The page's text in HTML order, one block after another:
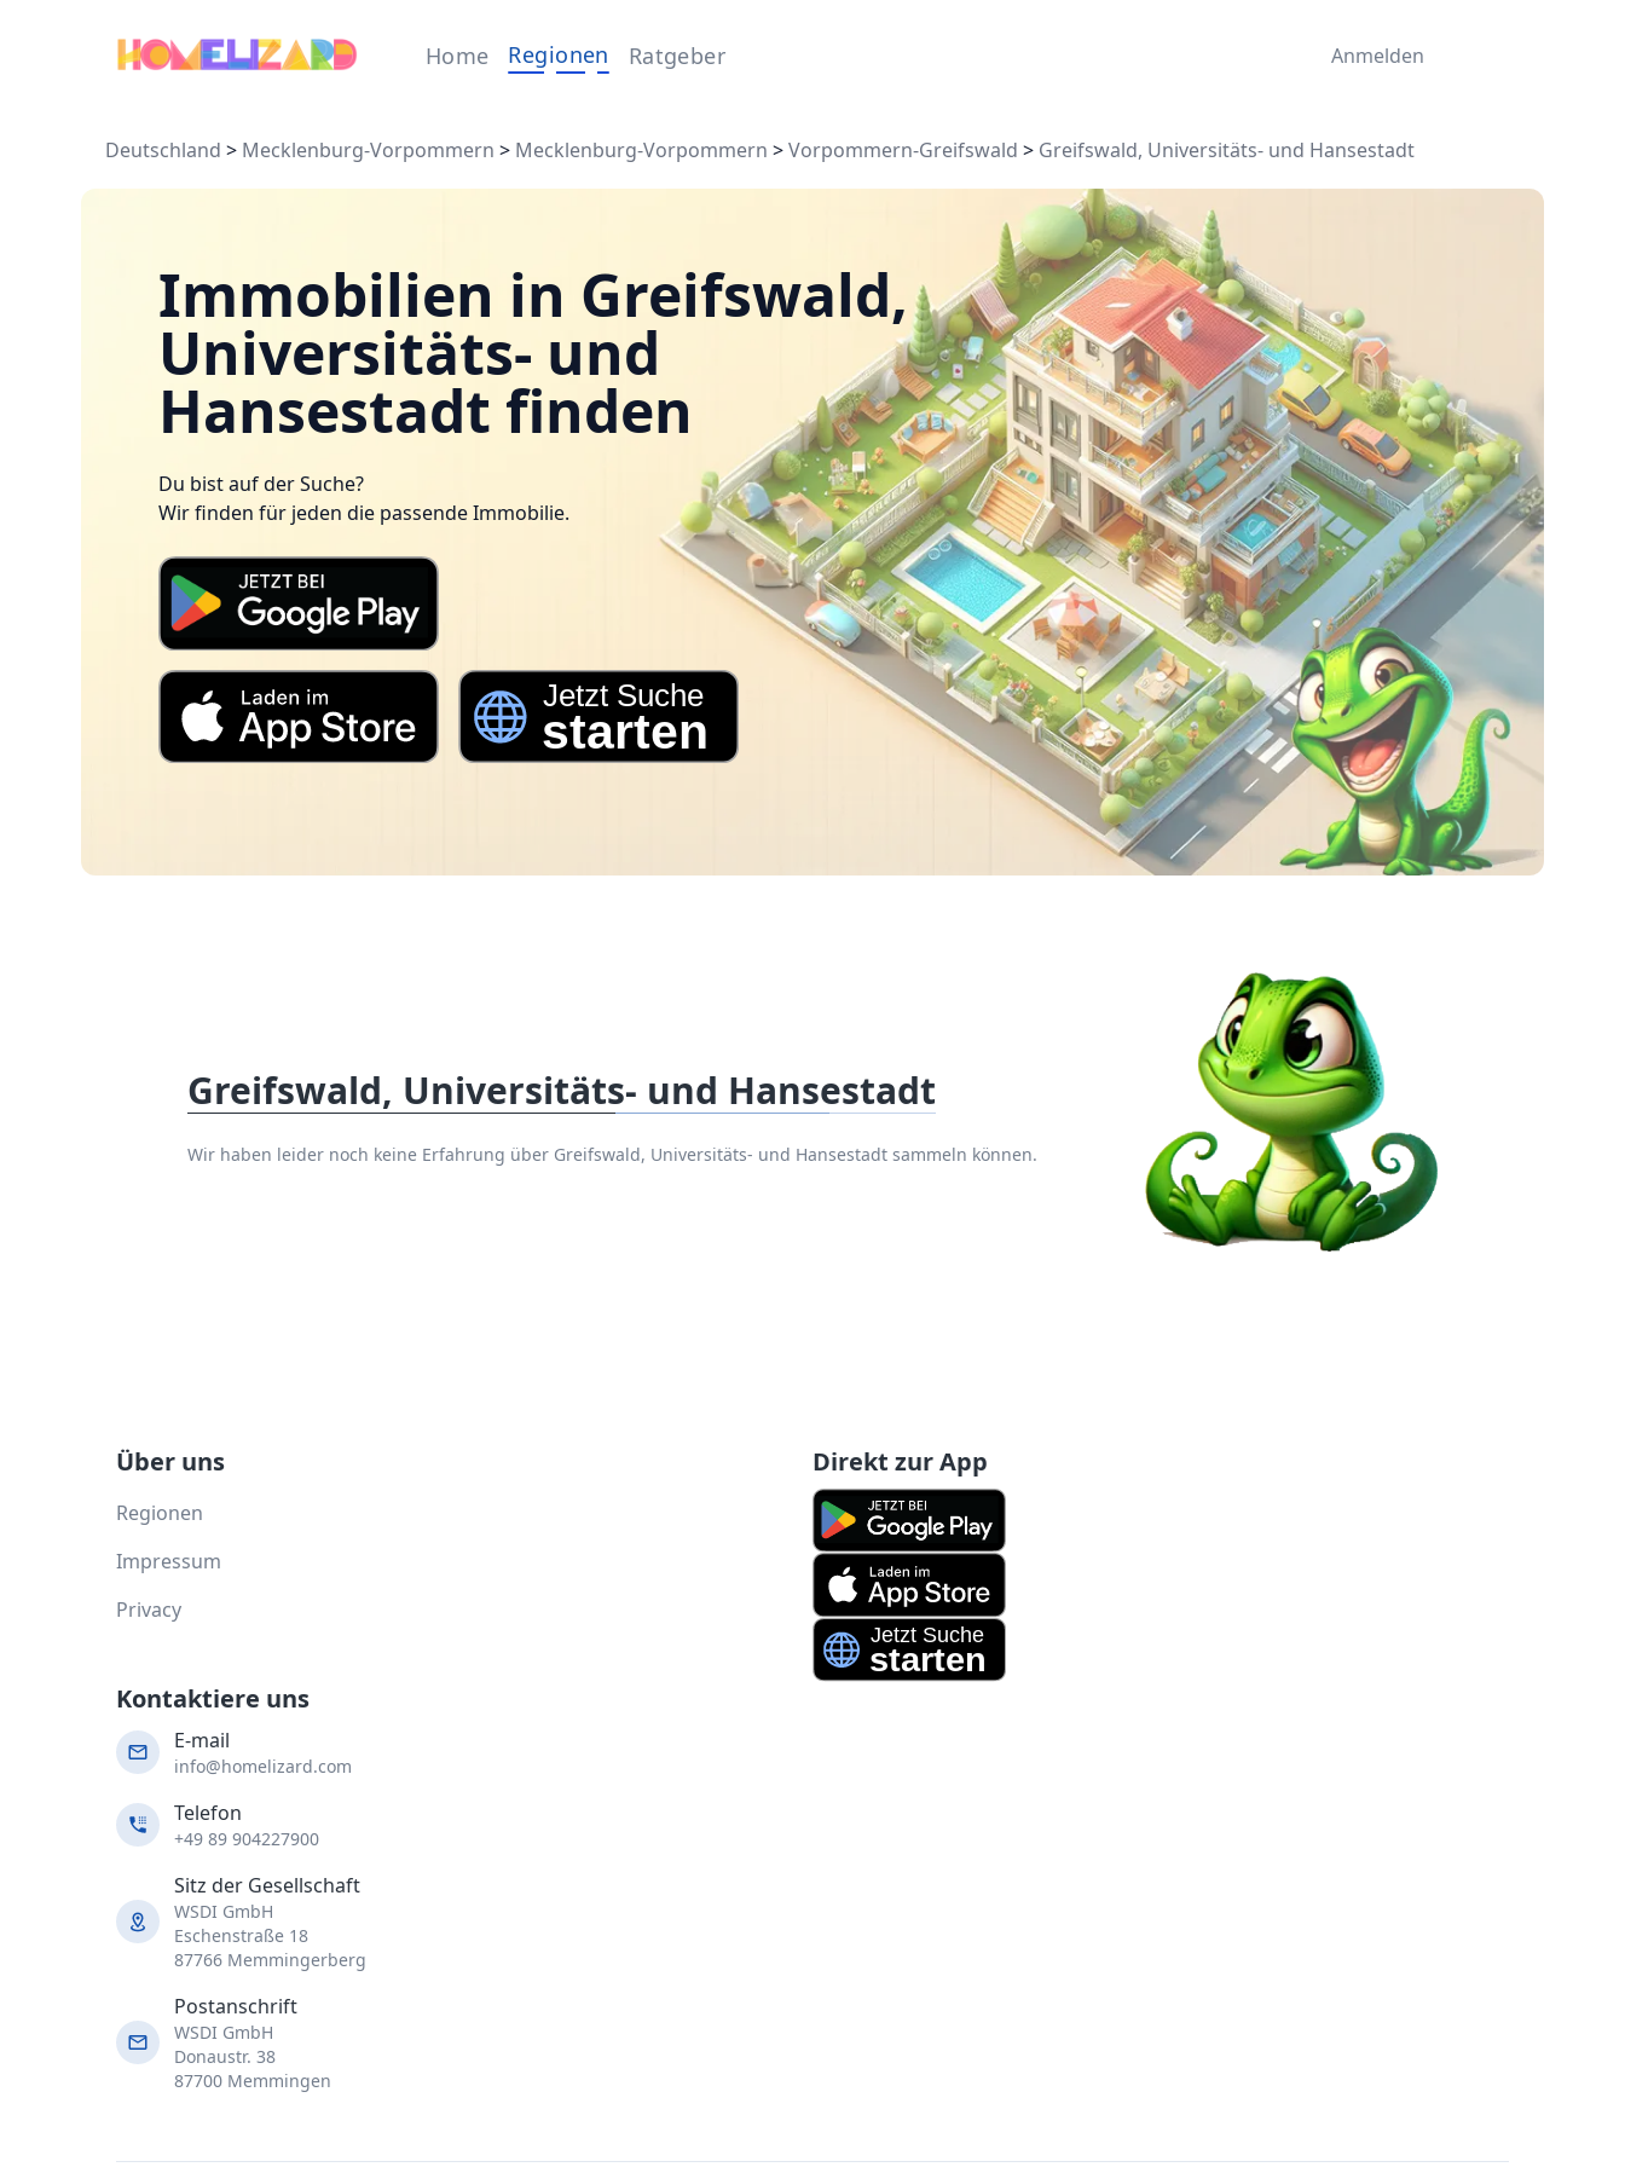
Home Regionen Ratgeber Anmelden
Deutschland > Mecklenburg-Vorpommern > Mecklenburg-Vorpommern >Vorpommern-Greifswald > Greifswald, Universitäts- und Hansestadt
Immobilien in Greifswald,
Universitäts- und
Hansestadt finden
Du bist auf der Suche?
Wir finden für jeden die passende Immobilie.
Greifswald, Universitäts- und Hansestadt
Wir haben leider noch keine Erfahrung über Greifswald, Universitäts- und Hansestadt sammeln können.
Über uns
Regionen
Impressum
Privacy
Direkt zur App
Kontaktiere uns
E-mail
info@homelizard.com
Telefon
+49 89 904227900
Sitz der Gesellschaft
WSDI GmbH
Eschenstraße 18
87766 Memmingerberg
Postanschrift
WSDI GmbH
Donaustr. 38
87700 Memmingen